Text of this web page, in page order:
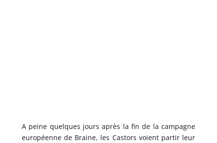
A peine quelques jours après la fin de la campagne
européenne de Braine, les Castors voient partir leur